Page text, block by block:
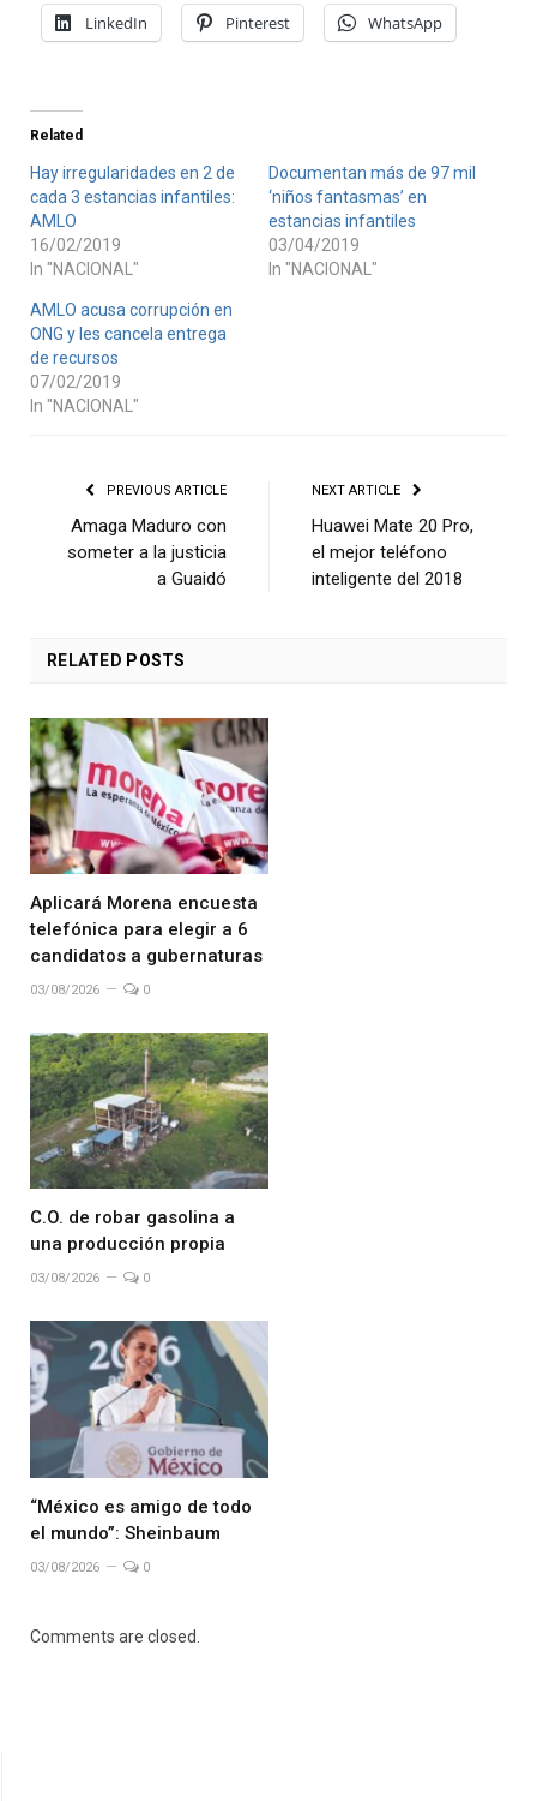
LinkedIn Pinterest WhatsApp
Related
Hay irregularidades en 2 de
cada 3 estancias infantiles:
AMLO
16/02/2019
In "NACIONAL"
Documentan más de 97 mil
‘niños fantasmas’ en
estancias infantiles
03/04/2019
In "NACIONAL"
AMLO acusa corrupción en
ONG y les cancela entrega
de recursos
07/02/2019
In "NACIONAL"
PREVIOUS ARTICLE
Amaga Maduro con
someter a la justicia
a Guaidó
NEXT ARTICLE
Huawei Mate 20 Pro,
el mejor teléfono
inteligente del 2018
RELATED POSTS
Aplicará Morena encuesta
telefónica para elegir a 6
candidatos a gubernaturas
03/08/2026 0
C.O. de robar gasolina a
una producción propia
03/08/2026 0
“México es amigo de todo
el mundo”: Sheinbaum
03/08/2026 0
Comments are closed.